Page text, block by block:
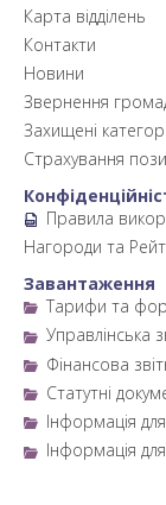
Карта відділень
Контакти
Новини
Звернення
Захищені
Страхування
Правила
Нагороди та
Завантаження
Тарифи та
Управлінська
Фінансова
Статутні
Інформація
Інформація